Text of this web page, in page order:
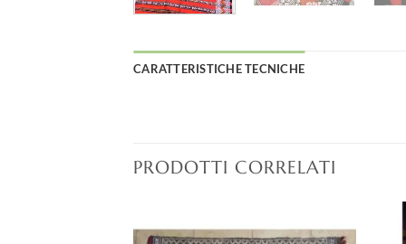
CARATTERISTICHE TECNICHE
PRODOTTI CORRELATI